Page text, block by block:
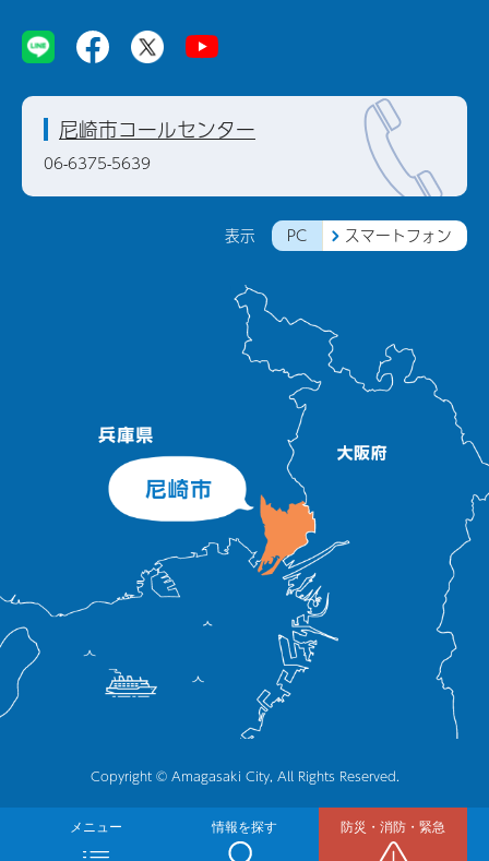
メニュー 情報を探す 防災・消防・緊急
表示 PC スマートフォン
尼崎市コールセンター
06-6375-5639
Copyright © Amagasaki City, All Rights Reserved.